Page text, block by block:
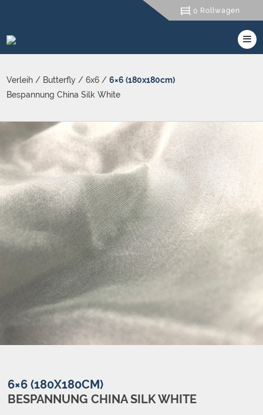
0 Rollwagen
Verleih / Butterfly /6x6 /6×6 (180x180cm)
Bespannung China Silk White
6×6 (180X180CM)
BESPANNUNG CHINA SILK WHITE